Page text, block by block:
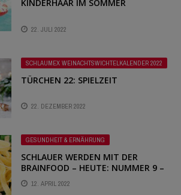
KINDERHAAR IM SOMMER
22. JULI 2022
SCHLAUMEX WEINACHTSWICHTELKALENDER 2022
TÜRCHEN 22: SPIELZEIT
22. DEZEMBER 2022
GESUNDHEIT & ERNÄHRUNG
SCHLAUER WERDEN MIT DER
BRAINFOOD – HEUTE: NUMMER 9 –
EIER12. APRIL 2022